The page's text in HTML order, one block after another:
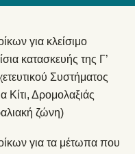
για κλείσιμο
κατασκευής της Γ’
Συστήματος
Δρομολαξιάς
ζώνη)
για τα μέτωπα που